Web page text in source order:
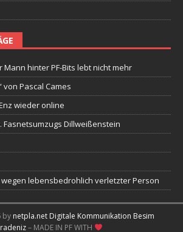
Mann hinter PF-Bits lebt nicht mehr
von Pascal Cames
wieder online
Fasnetsumzugs Dillweißenstein
lebensbedrohlich verletzter Person
by netpla.net Digitale Kommunikation Besim
– MADE IN PF WITH